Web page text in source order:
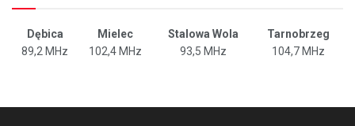
Dębica Mielec Stalowa Wola
Tarnobrzeg
89,2 MHz
102,4 MHz 93,5 MHz 104,7 MHz